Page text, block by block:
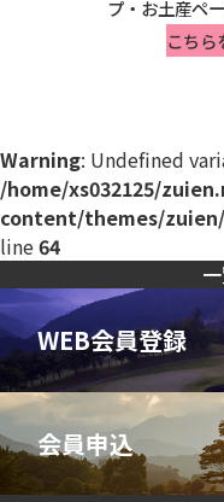
プ・お土産ペ
こちら
Warning: Undefined
/home/xs032125/
content/themes/
line64